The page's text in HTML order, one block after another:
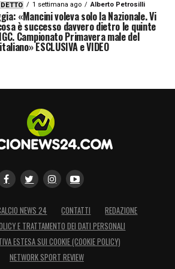
femminile. Lottiamo per lo
femminile. Ad esempio
il Mondiale 2027.
iridato femminile.
un movimento che è
1 settimana ago Alberto Petrosilli
«Mancini voleva solo la Nazionale. Vi
è successo davvero dietro le quinte
Campionato Primavera male del
ESCLUSIVA e VIDEO
NEWS 24 CONTATTI
REDAZIONE
E TRATTAMENTO DEI DATI PERSONALI
ESTESA SUI COOKIE (COOKIE POLICY)
NETWORK SPORT REVIEW